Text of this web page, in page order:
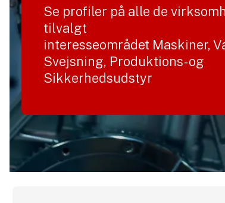
Se profiler på alle de
tilvalgt
interesseområdet Maskiner,
Svejsning, Produktions- og
Sikkerhedsudstyr